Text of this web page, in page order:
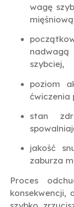
wagę
szybciej,
poziom
ćwiczenia
stan
jakość
zaburza
Proces
konsekwencji,